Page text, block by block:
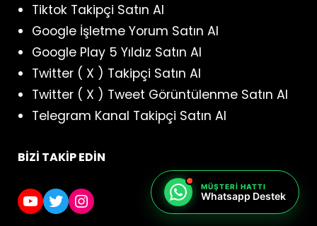
Tiktok Takipçi Satın Al
Google İşletme Yorum Satın Al
Google Play 5 Yıldız Satın Al
Twitter ( X ) Takipçi Satın Al
Twitter ( X ) Tweet Görüntülenme Satın Al
Telegram Kanal Takipçi Satın Al
MÜŞTERI HATTI
Whatsapp Destek
BİZİ TAKİP EDİN
YouTube
TwitterInstagram